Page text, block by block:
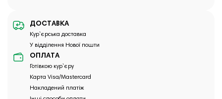
ДОСТАВКА
Кур`єрська доставка
У відділення Нової пошти
ОПЛАТА
Готівкою кур`єру
Карта Visa/Mastercard
Накладений платіж